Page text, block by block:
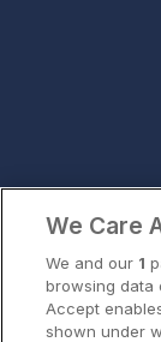
We Care
We and our 1
browsing data
Accept
shown under